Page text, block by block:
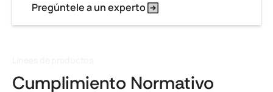
Pregúntele a un experto
Cumplimiento Normativo